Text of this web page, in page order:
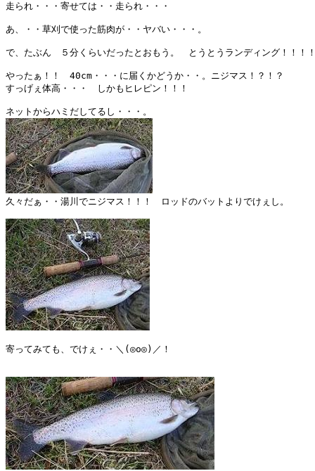
走られ・・・寄せては・・走られ・・・
あ、・・草刈で使った筋肉が・・ヤバい・・・。
で、たぶん　５分くらいだったとおもう。　とうとうランディング！！！
やったぁ！！　40cm・・・に届くかどうか・・。ニジマス！？！？
すっげぇ体高・・・　しかもヒレピン！！！
久々だぁ・・湯川でニジマス！！！　ロッドのバットよりでけぇし。
寄ってみても、でけぇ・・＼(◎o◎)／！